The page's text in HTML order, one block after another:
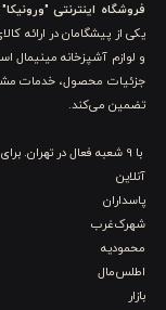
از افراد هنگام
کیفیت جنس،
استفاده در
مواد غذایی
می‌شود
انتخاب یک
جلوگیری کند،
فروشگاه اینترنتی "ورونیکا"
یکی از پیشگامان در ارائه
و لوازم آشپزخانه مینیمال
جزئیات محصول، خدمات
تضمین می‌کند.
با 9 شعبه فعال در تهران. برای مشاهده آدرس
آنلاین
پاسداران
شهرک‌غرب
محمودیه
اطلس‌مال
بازار